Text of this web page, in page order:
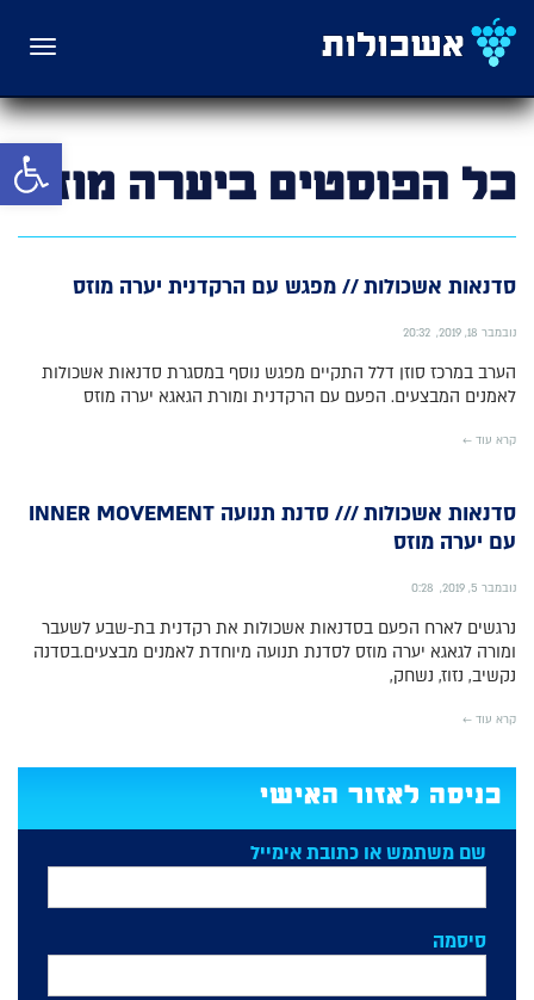
פתח
תפריט
כל הפוסטים ביערה מוזס
סדנאות אשכולות // מפגש עם הרקדנית יערה מוזס
נובמבר 18, 2019 20:32
הערב במרכז סוזן דלל התקיים מפגש נוסף במסגרת סדנאות אשכולות
לאמנים המבצעים. הפעם עם הרקדנית ומורת הגאגא יערה מוזס
קרא עוד ←
סדנאות אשכולות /// סדנת תנועה INNER MOVEMENT
עם יערה מוזס
נובמבר 5, 2019 0:28
נרגשים לארח הפעם בסדנאות אשכולות את רקדנית בת-שבע לשעבר
ומורה לגאגא יערה מוזס לסדנת תנועה מיוחדת לאמנים מבצעים.בסדנה
נקשיב, נזוז, נשחק,
קרא עוד ←
כניסה לאזור האישי
שם משתמש או כתובת אימייל
סיסמה